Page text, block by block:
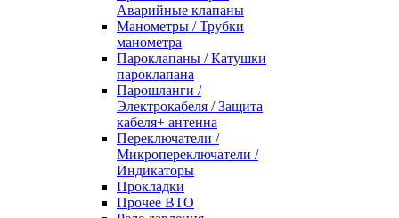
Аварийные клапаны
Манометры / Трубки
манометра
Пароклапаны / Катушки
пароклапана
Парошланги /
Электрокабеля / Защита
кабеля+ антенна
Переключатели /
Микропереключатели /
Индикаторы
Прокладки
Прочее ВТО